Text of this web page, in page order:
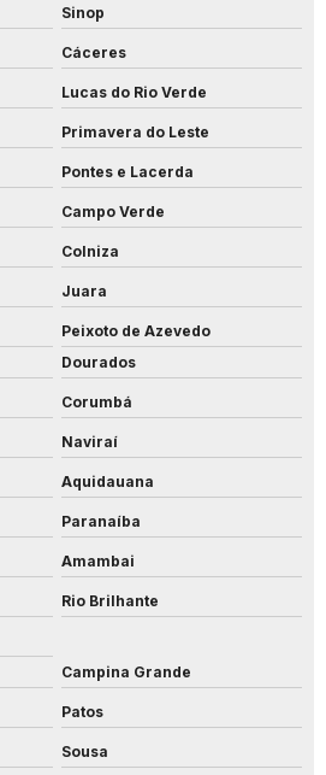
Sinop
Cáceres
Lucas do Rio Verde
Primavera do Leste
Pontes e Lacerda
Campo Verde
Colniza
Juara
Peixoto de Azevedo
Dourados
Corumbá
Naviraí
Aquidauana
Paranaíba
Amambai
Rio Brilhante
Campina Grande
Patos
Sousa